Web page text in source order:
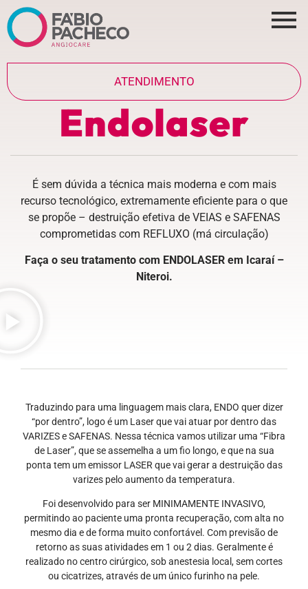
ATENDIMENTO
Endolaser
É sem dúvida a técnica mais moderna e com mais
recurso tecnológico, extremamente eficiente para o que
se propõe – destruição efetiva de VEIAS e SAFENAS
comprometidas com REFLUXO (má circulação)
Faça o seu tratamento com ENDOLASER em Icaraí –
Niteroi.
Traduzindo para uma linguagem mais clara, ENDO quer dizer
“por dentro”, logo é um Laser que vai atuar por dentro das
VARIZES e SAFENAS. Nessa técnica vamos utilizar uma “Fibra
de Laser”, que se assemelha a um fio longo, e que na sua
ponta tem um emissor LASER que vai gerar a destruição das
varizes pelo aumento da temperatura.
Foi desenvolvido para ser MINIMAMENTE INVASIVO,
permitindo ao paciente uma pronta recuperação, com alta no
mesmo dia e de forma muito confortável. Com previsão de
retorno as suas atividades em 1 ou 2 dias. Geralmente é
realizado no centro cirúrgico, sob anestesia local, sem cortes
ou cicatrizes, através de um único furinho na pele.